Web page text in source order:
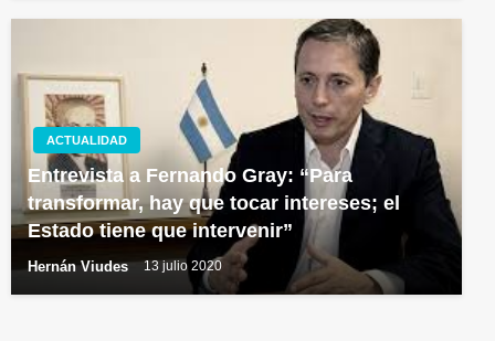
ACTUALIDAD
Entrevista a Fernando Gray: “Para
transformar, hay que tocar intereses; el
Estado tiene que intervenir”
Hernán Viudes 13 julio 2020